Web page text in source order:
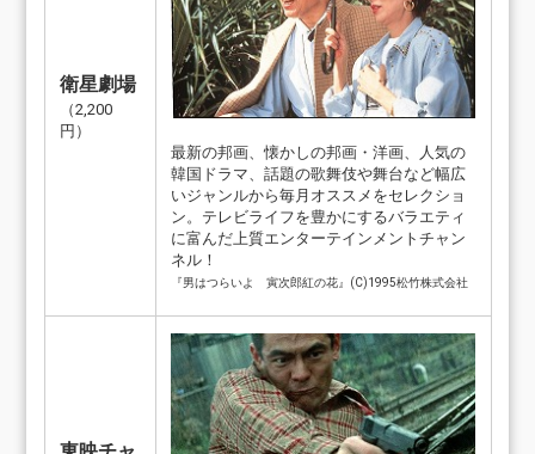
衛星劇場
（2,200
円）
最新の邦画、懐かしの邦画・洋画、人気の
韓国ドラマ、話題の歌舞伎や舞台など幅広
いジャンルから毎月オススメをセレクショ
ン。テレビライフを豊かにするバラエティ
に富んだ上質エンターテインメントチャン
ネル！
『男はつらいよ 寅次郎紅の花』(C)1995松竹株式会社